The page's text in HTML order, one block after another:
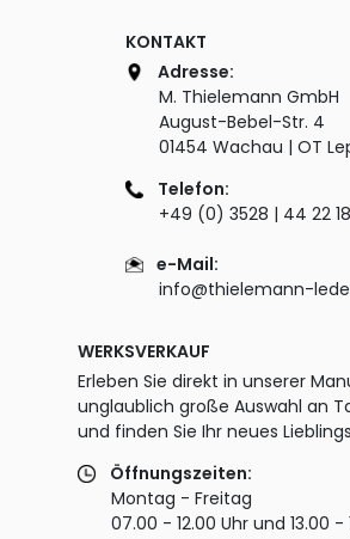
KONTAKT
Adresse:
M. Thielemann GmbH
August-Bebel-Str. 4
01454 Wachau | OT
Telefon:
+49 (0) 3528 | 44 22 18
e-Mail:
info@thielemann-
WERKSVERKAUF
Erleben Sie direkt in unserer
unglaublich große Auswahl an
und finden Sie Ihr neues
Öffnungszeiten:
Montag - Freitag
07.00 - 12.00 Uhr und 13.00 -